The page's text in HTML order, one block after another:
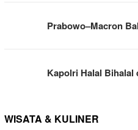
Prabowo–Macron
Kapolri Halal
WISATA & KULINER